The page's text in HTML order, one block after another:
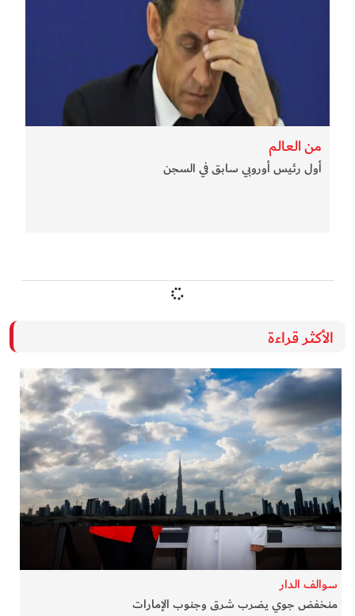
من العالم
أول رئيس أوروبي سابق في السجن
الأكثر قراءة
سوالف الدار
منخفض جوي يضرب شرق وجنوب الإمارات